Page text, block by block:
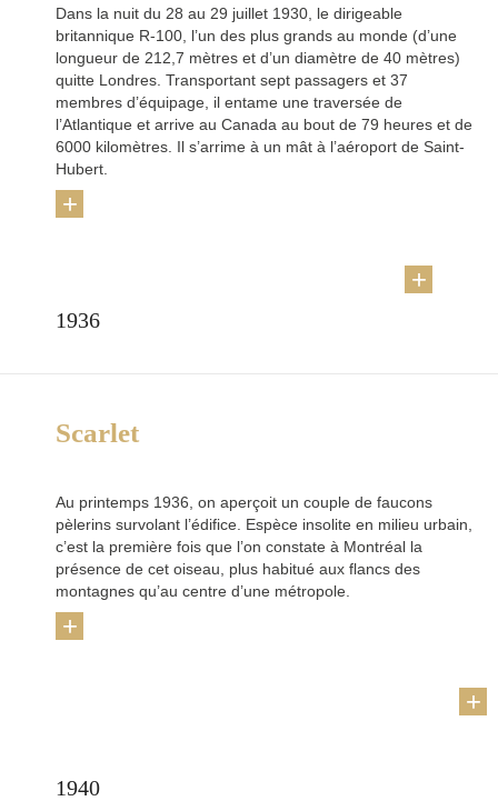
Dans la nuit du 28 au 29 juillet 1930, le dirigeable
britannique R-100, l’un des plus grands au monde (d’une
longueur de 212,7 mètres et d’un diamètre de 40 mètres)
quitte Londres. Transportant sept passagers et 37
membres d’équipage, il entame une traversée de
l’Atlantique et arrive au Canada au bout de 79 heures et de
6000 kilomètres. Il s’arrime à un mât à l’aéroport de Saint-
Hubert.
+
1936
Scarlet
Au printemps 1936, on aperçoit un couple de faucons
pèlerins survolant l’édifice. Espèce insolite en milieu urbain,
c’est la première fois que l’on constate à Montréal la
présence de cet oiseau, plus habitué aux flancs des
montagnes qu’au centre d’une métropole.
+
1940